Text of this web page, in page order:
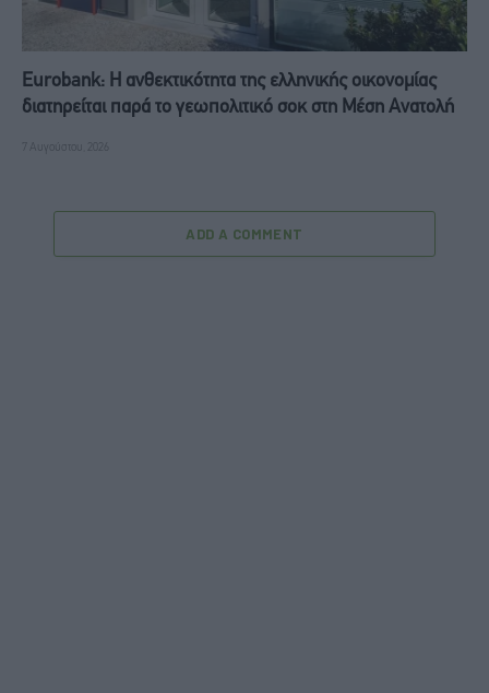
Eurobank: Η ανθεκτικότητα της ελληνικής οικονομίας
διατηρείται παρά το γεωπολιτικό σοκ στη Μέση Ανατολή
7 Αυγούστου, 2026
ADD A COMMENT